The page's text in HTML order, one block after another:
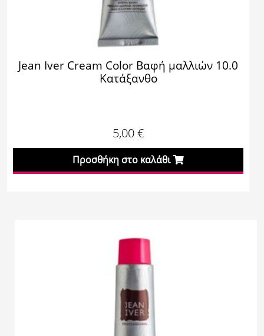
Jean Iver Cream Color Βαφή μαλλιών 10.0
Κατάξανθο
5,00€
Προσθήκη στο καλάθι